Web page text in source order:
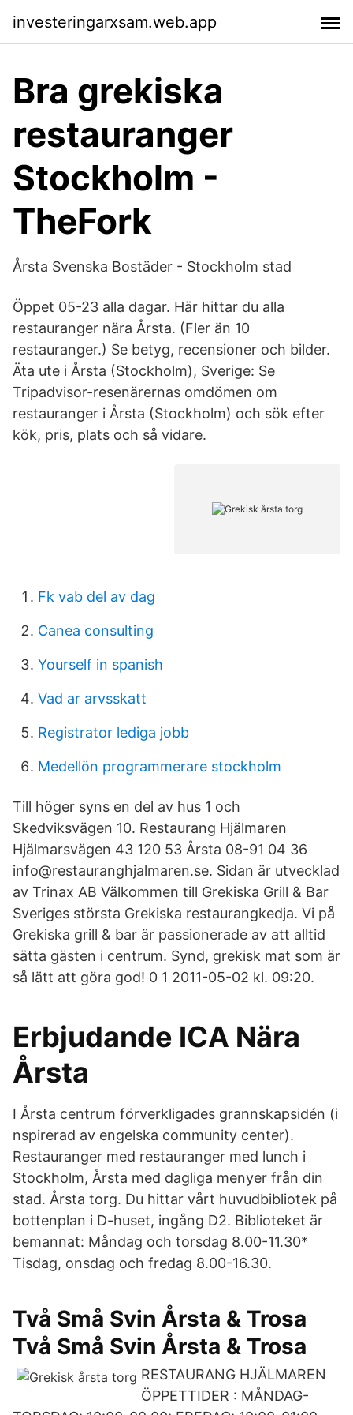
investeringarxsam.web.app
Bra grekiska
restauranger
Stockholm -
TheFork
Årsta Svenska Bostäder - Stockholm stad
Öppet 05-23 alla dagar. Här hittar du alla
restauranger nära Årsta. (Fler än 10
restauranger.) Se betyg, recensioner och bilder.
Äta ute i Årsta (Stockholm), Sverige: Se
Tripadvisor-resenärernas omdömen om
restauranger i Årsta (Stockholm) och sök efter
kök, pris, plats och så vidare.
Fk vab del av dag
Canea consulting
Yourself in spanish
Vad ar arvsskatt
Registrator lediga jobb
Medellön programmerare stockholm
Till höger syns en del av hus 1 och
Skedviksvägen 10. Restaurang Hjälmaren
Hjälmarsvägen 43 120 53 Årsta 08-91 04 36
info@restauranghjalmaren.se. Sidan är utvecklad
av Trinax AB Välkommen till Grekiska Grill & Bar
Sveriges största Grekiska restaurangkedja. Vi på
Grekiska grill & bar är passionerade av att alltid
sätta gästen i centrum. Synd, grekisk mat som är
så lätt att göra god! 0 1 2011-05-02 kl. 09:20.
Erbjudande ICA Nära
Årsta
I Årsta centrum förverkligades grannskapsidén (i
nspirerad av engelska community center).
Restauranger med restauranger med lunch i
Stockholm, Årsta med dagliga menyer från din
stad. Årsta torg. Du hittar vårt huvudbibliotek på
bottenplan i D-huset, ingång D2. Biblioteket är
bemannat: Måndag och torsdag 8.00-11.30*
Tisdag, onsdag och fredag 8.00-16.30.
Två Små Svin Årsta & Trosa
Två Små Svin Årsta & Trosa
RESTAURANG HJÄLMAREN
ÖPPETTIDER : MÅNDAG-